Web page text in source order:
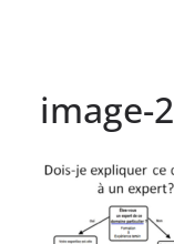
image-2